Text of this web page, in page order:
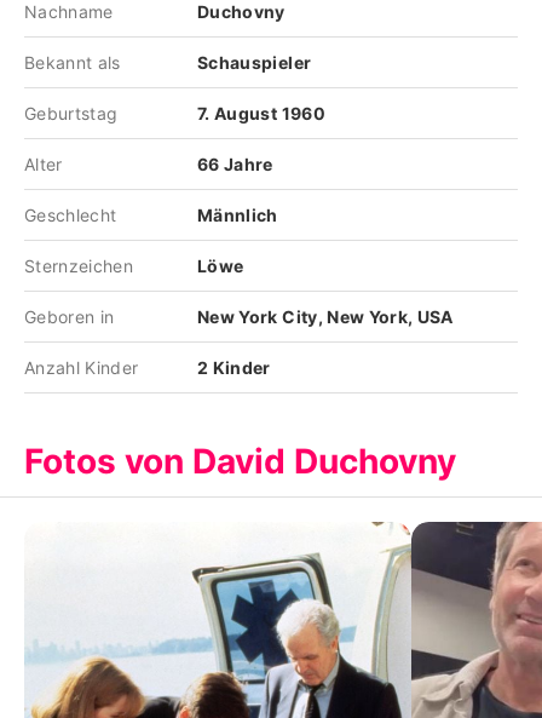
Nachname Duchovny
Bekannt als Schauspieler
Geburtstag 7. August 1960
Alter 66 Jahre
Geschlecht Männlich
Sternzeichen Löwe
Geboren in New York City, New York, USA
Anzahl Kinder 2 Kinder
Fotos von David Duchovny